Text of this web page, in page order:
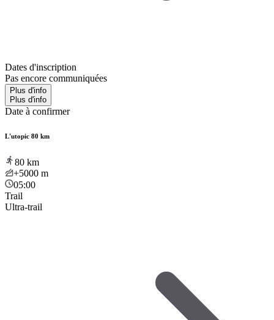
Dates d'inscription
Pas encore communiquées
Plus d'info
Plus d'info
Date à confirmer
L'utopic 80 km
80 km
+5000 m
05:00
Trail
Ultra-trail